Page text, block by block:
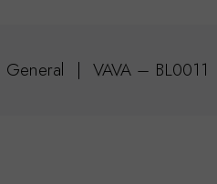
General VAVA – BL0011